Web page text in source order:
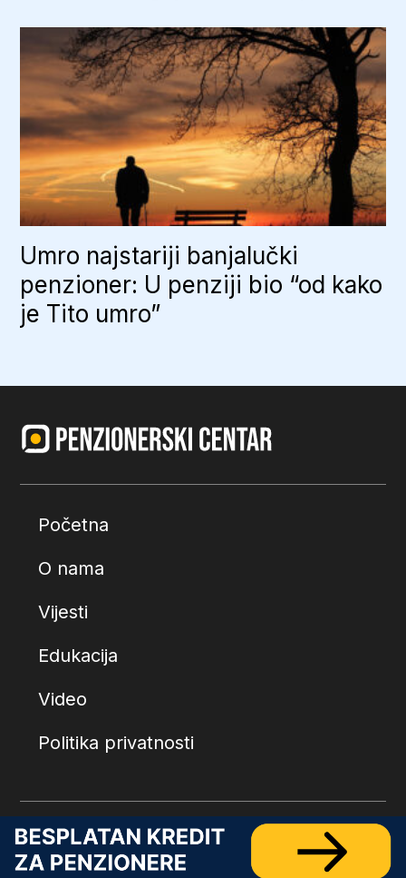
Umro najstariji banjalučki
penzioner: U penziji bio “od kako
je Tito umro”
Početna
O nama
Vijesti
Edukacija
Video
Politika privatnosti
© 2026.Penzionerski centar . Sva prava zadržana.